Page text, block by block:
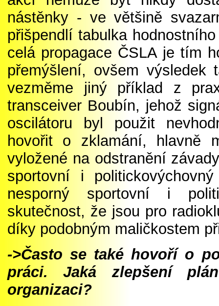
nástěnky - ve většině
přišpendlí tabulka
celá propagace ČSLA je tím
přemýšlení, ovšem
vezměme jiný příklad z
transceiver Boubín, jehož
oscilátoru byl použit
hovořit o zklamání, hlavně
vyložené na odstranění
sportovní i
nesporný sportovní i
skutečnost, že jsou pro
díky podobným maličkostem
->Často se také hovoří o
práci. Jaká zlepšení
organizaci?